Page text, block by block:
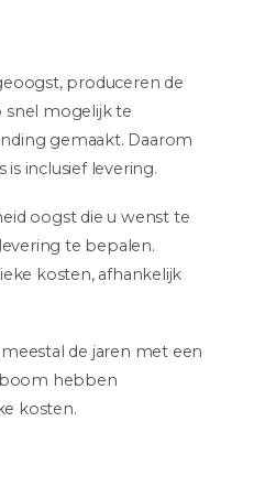
produceren de
snel mogelijk te
gemaakt. Daarom
inclusief levering.
oogst die u wenst te
te bepalen.
kosten, afhankelijk
de jaren met een
boom hebben
kosten.